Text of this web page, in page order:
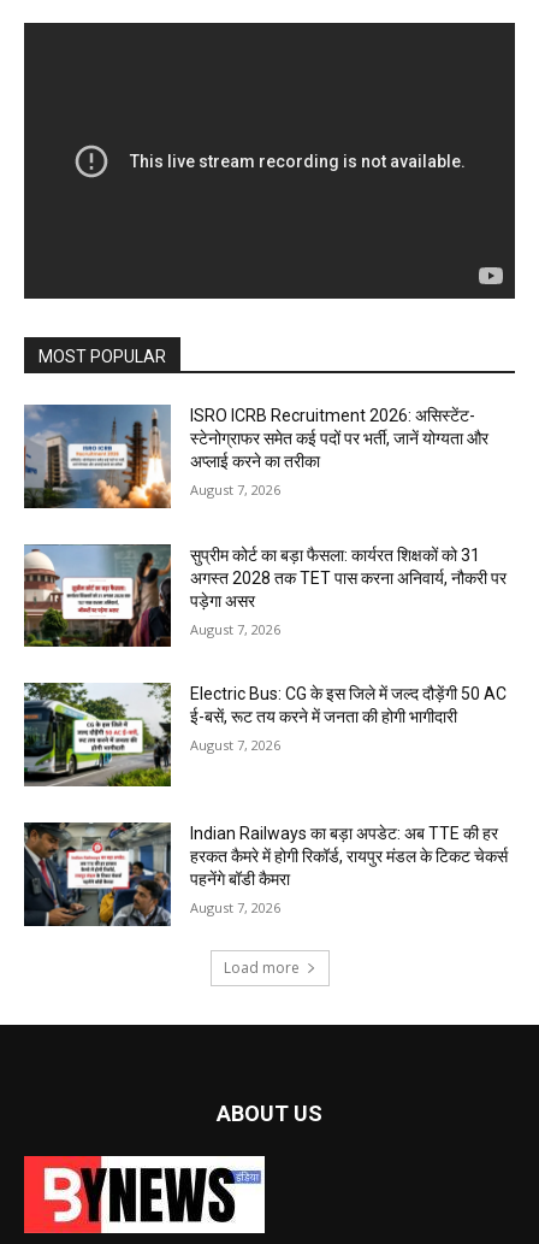
MOST POPULAR
ISRO ICRB Recruitment 2026: असिस्टेंट-
स्टेनोग्राफर समेत कई पदों पर भर्ती, जानें योग्यता और
अप्लाई करने का तरीका
August 7, 2026
सुप्रीम कोर्ट का बड़ा फैसला: कार्यरत शिक्षकों को 31
अगस्त 2028 तक TET पास करना अनिवार्य, नौकरी पर
पड़ेगा असर
August 7, 2026
Electric Bus: CG के इस जिले में जल्द दौड़ेंगी 50 AC
ई-बसें, रूट तय करने में जनता की होगी भागीदारी
August 7, 2026
Indian Railways का बड़ा अपडेट: अब TTE की हर
हरकत कैमरे में होगी रिकॉर्ड, रायपुर मंडल के टिकट चेकर्स
पहनेंगे बॉडी कैमरा
August 7, 2026
Load more
ABOUT US